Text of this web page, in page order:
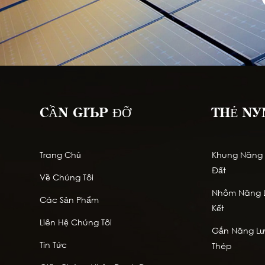
CẦN GIÚP ĐỠ
Trang Chủ
Về Chúng Tôi
Các Sản Phẩm
Liên Hệ Chúng Tôi
Tin Tức
THẺ
Khung Năng
Đất
Nhôm Năng
Kết
Gắn Năng
Thép